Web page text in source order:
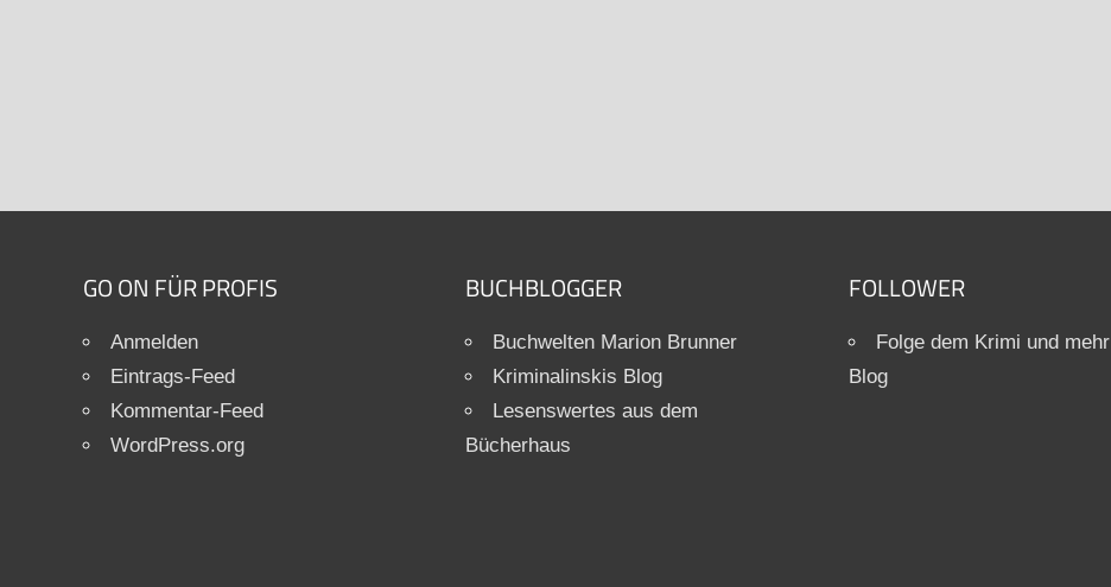
GO ON FÜR PROFIS
Anmelden
Eintrags-Feed
Kommentar-Feed
WordPress.org
BUCHBLOGGER
Buchwelten Marion Brunner
Kriminalinskis Blog
Lesenswertes aus dem
Bücherhaus
FOLLOWER
Folge dem Krimi und mehr
Blog